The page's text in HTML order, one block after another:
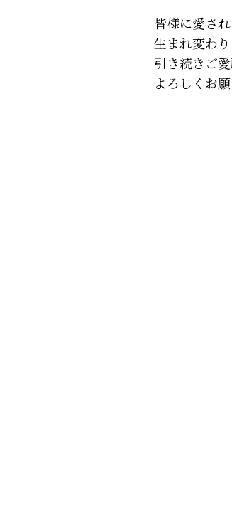
皆様に愛さ
生まれ変わ
引き続きご
よろしくお